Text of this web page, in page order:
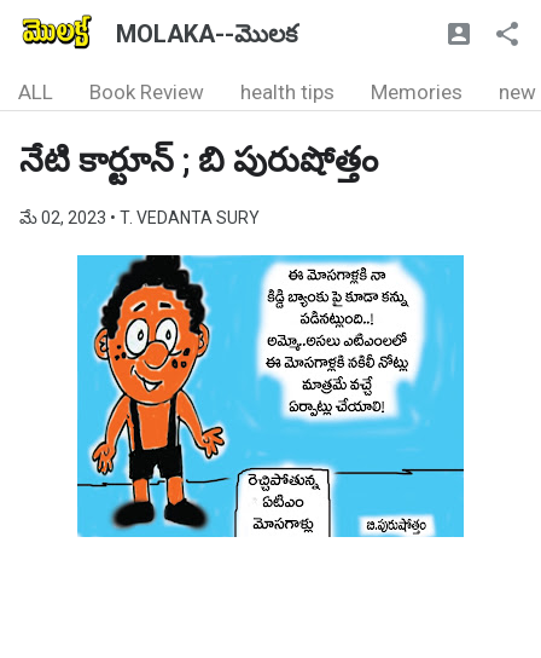
MOLAKA--మొలక
ALL Book Review health tips Memories new
నేటి కార్టూన్ ; బి పురుషోత్తం
మే 02, 2023 • T. VEDANTA SURY